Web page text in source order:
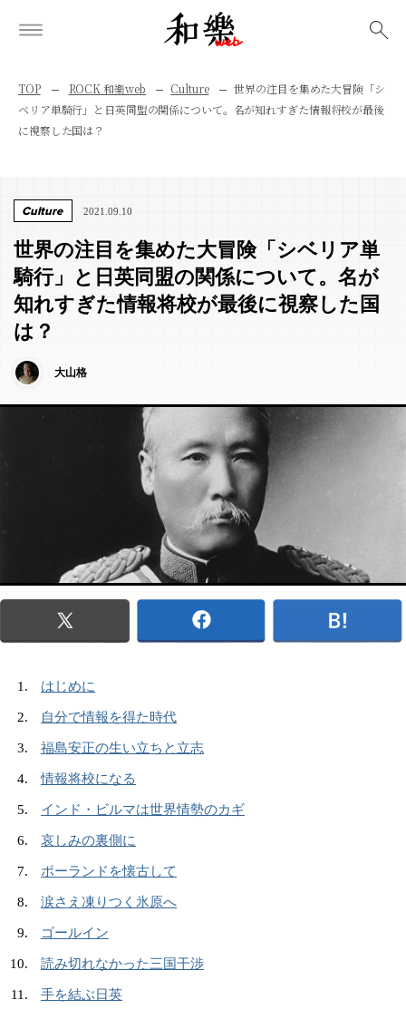
TOP ROCK 和樂web Culture
世界の注目を集めた大冒険「シ
ベリア単騎行」と日英同盟の関係について。名が知れすぎた情報将校が最後
に視察した国は？
Culture 2021.09.10
世界の注目を集めた大冒険「シベリア単
騎行」と日英同盟の関係について。名が
知れすぎた情報将校が最後に視察した国
は？
大山格
はじめに
自分で情報を得た時代
福島安正の生い立ちと立志
情報将校になる
インド・ビルマは世界情勢のカギ
哀しみの裏側に
ポーランドを懐古して
涙さえ凍りつく氷原へ
ゴールイン
読み切れなかった三国干渉
手を結ぶ日英